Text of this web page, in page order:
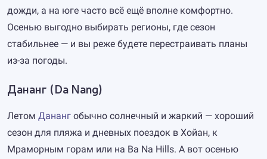
дожди, а на юге часто всё ещё вполне комфортно.
Осенью выгодно выбирать регионы, где сезон
стабильнее — и вы реже будете перестраивать планы
из-за погоды.
Дананг (Da Nang)
Летом Дананг обычно солнечный и жаркий — хороший
сезон для пляжа и дневных поездок в Хойан, к
Мраморным горам или на Ba Na Hills. А вот осенью